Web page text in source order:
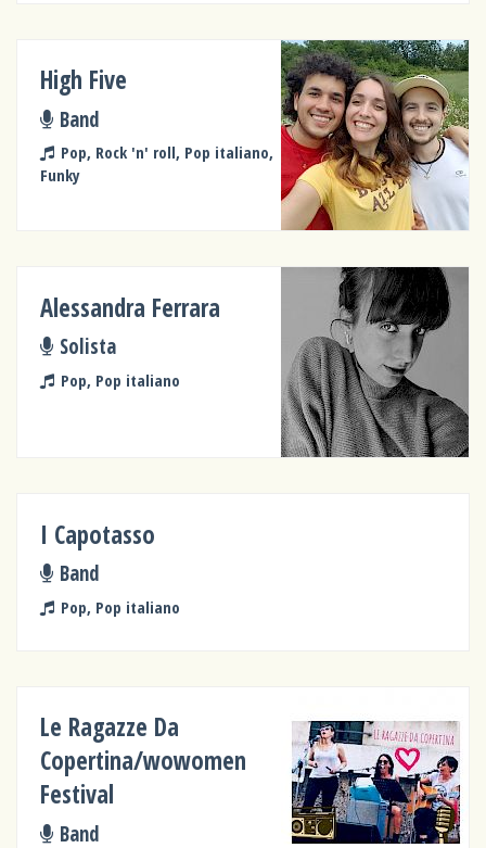
High Five
Band
Pop, Rock 'n' roll, Pop italiano,
Funky
Alessandra Ferrara
Solista
Pop, Pop italiano
I Capotasso
Band
Pop, Pop italiano
Le Ragazze Da
Copertina/wowomen
Festival
Band